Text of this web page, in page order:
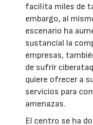
facilita miles de
embargo, al
escenario ha
sustancial la
empresas,
de sufrir
quiere ofrecer a
servicios para
amenazas.
El centro se ha